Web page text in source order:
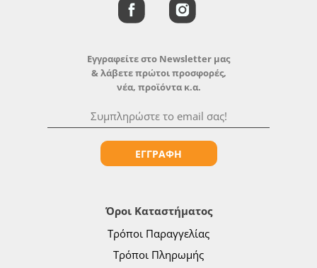
Όροι Καταστήματος
Τρόποι Παραγγελίας
Τρόποι Πληρωμής
Εγγραφείτε στο Newsletter μας
& λάβετε πρώτοι προσφορές,
νέα, προϊόντα κ.α.
ΕΓΓΡΑΦΗ